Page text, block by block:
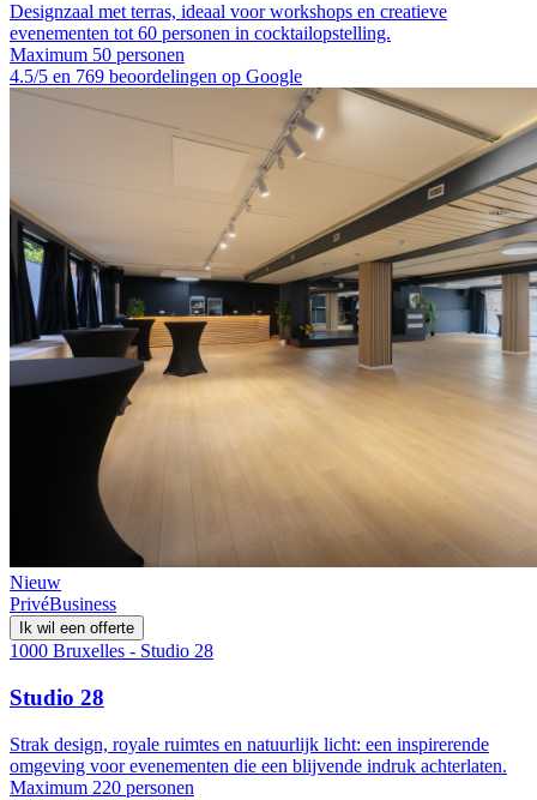
Designzaal met terras, ideaal voor workshops en creatieve
evenementen tot 60 personen in cocktailopstelling.
Maximum 50 personen
4.5/5 en 769 beoordelingen op Google
Nieuw
PrivéBusiness
Ik wil een offerte
1000 Bruxelles - Studio 28
Studio 28
Strak design, royale ruimtes en natuurlijk licht: een inspirerende
omgeving voor evenementen die een blijvende indruk achterlaten.
Maximum 220 personen